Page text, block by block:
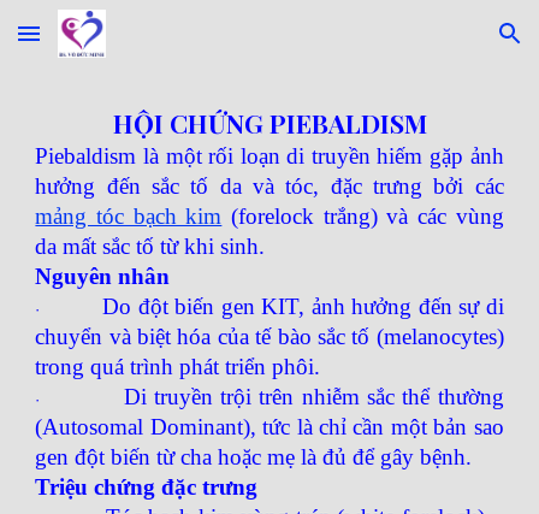
Skip to main content Skip to navigation
HỘI CHỨNG PIEBALDISM
Piebaldism là một rối loạn di truyền hiếm gặp ảnh
hưởng đến sắc tố da và tóc, đặc trưng bởi các
mảng tóc bạch kim (forelock trắng) và các vùng
da mất sắc tố từ khi sinh.
Nguyên nhân
·
Do đột biến gen KIT, ảnh hưởng đến sự di
chuyển và biệt hóa của tế bào sắc tố (melanocytes)
trong quá trình phát triển phôi.
·
Di truyền trội trên nhiễm sắc thể thường
(Autosomal Dominant), tức là chỉ cần một bản sao
gen đột biến từ cha hoặc mẹ là đủ để gây bệnh.
Triệu chứng đặc trưng